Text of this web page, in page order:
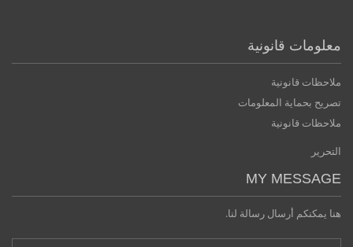
معلومات قانونية
ملاحظات قانونية
تصريح بحماية المعلومات
ملاحظات قانونية
التحرير
MY MESSAGE
هنا يمكنكم أرسال رسالة لنا.